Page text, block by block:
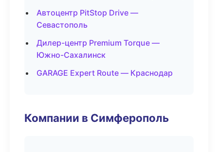
Автоцентр PitStop Drive —
Севастополь
Дилер-центр Premium Torque —
Южно-Сахалинск
GARAGE Expert Route — Краснодар
Компании в Симферополь